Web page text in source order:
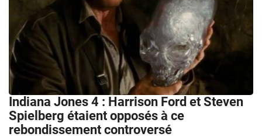
Indiana Jones 4 : Harrison Ford et Steven
Spielberg étaient opposés à ce
rebondissement controversé